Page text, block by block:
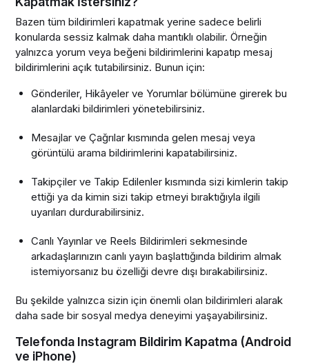
Bazen tüm bildirimleri kapatmak yerine sadece belirli
konularda sessiz kalmak daha mantıklı olabilir. Örneğin
yalnızca yorum veya beğeni bildirimlerini kapatıp mesaj
bildirimlerini açık tutabilirsiniz. Bunun için:
Gönderiler, Hikâyeler ve Yorumlar bölümüne girerek bu
alanlardaki bildirimleri yönetebilirsiniz.
Mesajlar ve Çağrılar kısmında gelen mesaj veya
görüntülü arama bildirimlerini kapatabilirsiniz.
Takipçiler ve Takip Edilenler kısmında sizi kimlerin takip
ettiği ya da kimin sizi takip etmeyi bıraktığıyla ilgili
uyarıları durdurabilirsiniz.
Canlı Yayınlar ve Reels Bildirimleri sekmesinde
arkadaşlarınızın canlı yayın başlattığında bildirim almak
istemiyorsanız bu özelliği devre dışı bırakabilirsiniz.
Bu şekilde yalnızca sizin için önemli olan bildirimleri alarak
daha sade bir sosyal medya deneyimi yaşayabilirsiniz.
Telefonda Instagram Bildirim Kapatma (Android
ve iPhone)